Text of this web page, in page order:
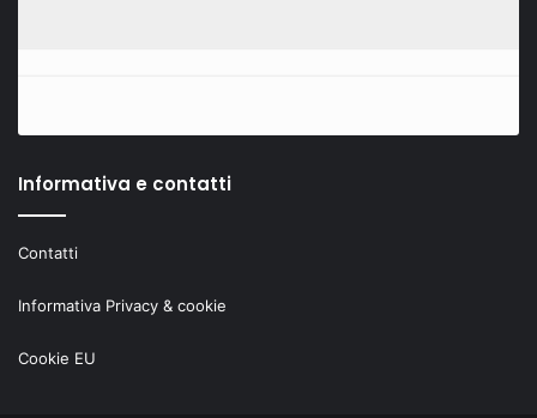
Informativa e contatti
Contatti
Informativa Privacy & cookie
Cookie EU